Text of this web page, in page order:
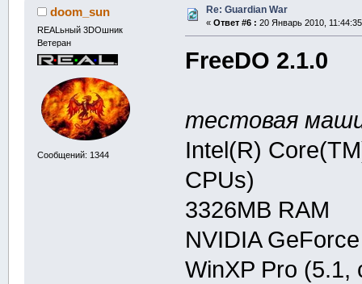
doom_sun
REALьный 3DOшник
Ветеран
Сообщений: 1344
Re: Guardian War
« Ответ #6 : 20 Январь 2010,
FreeDO 2.1.0
тестовая
Intel(R)
CPUs)
3326MB RAM
NVIDIA
WinXP Pro (5.1,